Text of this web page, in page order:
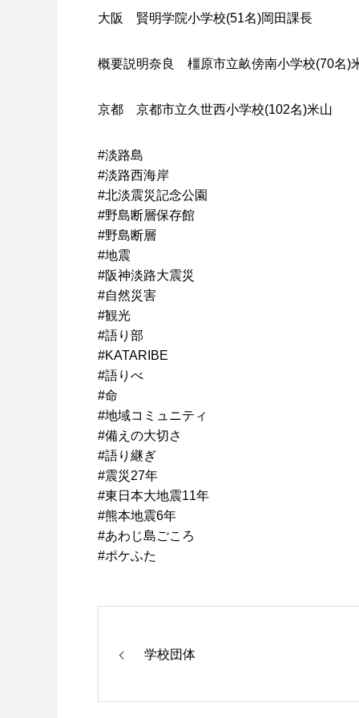
大阪 賢明学院小学校(51名)岡田課長
概要説明奈良 橿原市立畝傍南小学校(70名)
京都 京都市立久世西小学校(102名)米山
#淡路島
#淡路西海岸
#北淡震災記念公園
#野島断層保存館
#野島断層
#地震
#阪神淡路大震災
#自然災害
#観光
#語り部
#KATARIBE
#語りべ
#命
#地域コミュニティ
#備えの大切さ
#語り継ぎ
#震災27年
#東日本大地震11年
#熊本地震6年
#あわじ島ごころ
#ポケふた
学校団体